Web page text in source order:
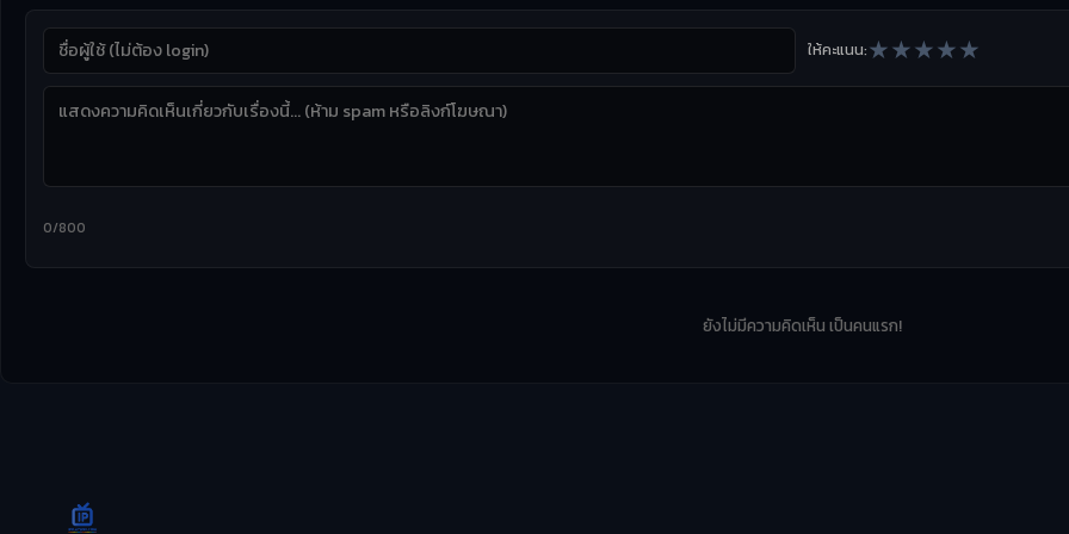
ให้คะแนน:★★★★★
0/800
ยังไม่มีความคิดเห็น เป็นคนแรก!